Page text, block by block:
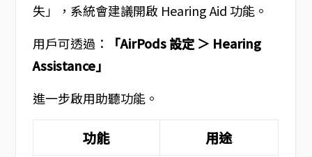
失」，系統會建議開啟 Hearing Aid 功能。
用戶可透過：
「AirPods 設定 ＞ Hearing
Assistance」
進一步啟用助聽功能。
功能
用途